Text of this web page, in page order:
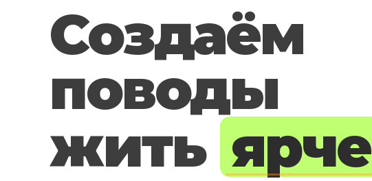
Создаём
поводы
жить ярче